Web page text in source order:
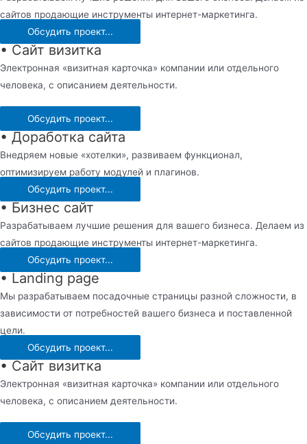
сайтов продающие инструменты интернет-маркетинга.
Обсудить проект...
• Сайт визитка
Электронная «визитная карточка» компании или отдельного
человека, с описанием деятельности.
Обсудить проект...
• Доработка сайта
Внедряем новые «хотелки», развиваем функционал,
оптимизируем работу модулей и плагинов.
Обсудить проект...
• Бизнес сайт
Разрабатываем лучшие решения для вашего бизнеса. Делаем из
сайтов продающие инструменты интернет-маркетинга.
Обсудить проект...
• Landing page
Мы разрабатываем посадочные страницы разной сложности, в
зависимости от потребностей вашего бизнеса и поставленной
цели.
Обсудить проект...
• Сайт визитка
Электронная «визитная карточка» компании или отдельного
человека, с описанием деятельности.
Обсудить проект...